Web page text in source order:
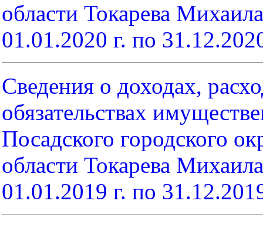
области Токарева
01.01.2020 г. по
Сведения о доходах,
обязательствах
Посадского городского
области Токарева
01.01.2019 г. по